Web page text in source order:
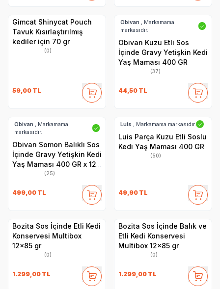
Gimcat Shinycat Pouch
Tavuk Kısırlaştırılmış
kediler için 70 gr
(0)
59,00 TL
Obivan , Markamama
markasıdır.
✓
Obivan Kuzu Etli Sos
İçinde Gravy Yetişkin Kedi
Yaş Maması 400 GR
(37)
44,50 TL
Obivan , Markamama
markasıdır.
✓
Obivan Somon Balıklı Sos
İçinde Gravy Yetişkin Kedi
Yaş Maması 400 GR x 12
(25)
499,00 TL
Luis , Markamama markasıdır. ✓
Luis Parça Kuzu Etli Soslu
Kedi Yaş Maması 400 GR
(50)
49,90 TL
Bozita Sos İçinde Etli Kedi
Konservesi Multibox
12x85 gr
(0)
1.299,00 TL
Bozita Sos İçinde Balık ve
Etli Kedi Konservesi
Multibox 12x85 gr
(0)
1.299,00 TL